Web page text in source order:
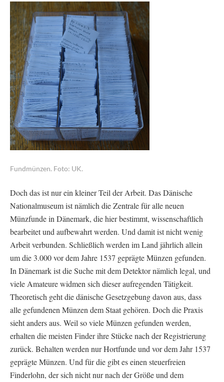
Fundmünzen. Foto: UK.
Doch das ist nur ein kleiner Teil der Arbeit. Das Dänische
Nationalmuseum ist nämlich die Zentrale für alle neuen
Münzfunde in Dänemark, die hier bestimmt, wissenschaftlich
bearbeitet und aufbewahrt werden. Und damit ist nicht wenig
Arbeit verbunden. Schließlich werden im Land jährlich allein
um die 3.000 vor dem Jahre 1537 geprägte Münzen gefunden.
In Dänemark ist die Suche mit dem Detektor nämlich legal, und
viele Amateure widmen sich dieser aufregenden Tätigkeit.
Theoretisch geht die dänische Gesetzgebung davon aus, dass
alle gefundenen Münzen dem Staat gehören. Doch die Praxis
sieht anders aus. Weil so viele Münzen gefunden werden,
erhalten die meisten Finder ihre Stücke nach der Registrierung
zurück. Behalten werden nur Hortfunde und vor dem Jahr 1537
geprägte Münzen. Und für die gibt es einen steuerfreien
Finderlohn, der sich nicht nur nach der Größe und dem